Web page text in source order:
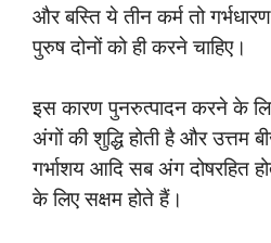
और बस्ति ये तीन कर्म तो
पुरुष दोनों को ही करने चाहिए।
इस कारण पुनरुत्पादन करने के
अंगों की शुद्धि होती है और उत्तम
गर्भाशय आदि सब अंग दोषरहित
के लिए सक्षम होते हैं।